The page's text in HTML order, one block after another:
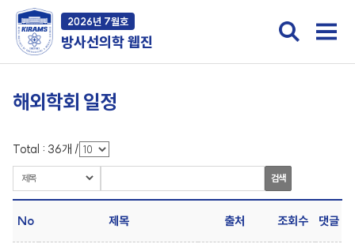
2026년 7월호
방사선의학 웹진
해외학회 일정
Total : 36개 /
검색
No 제목 출처 조회수 댓글